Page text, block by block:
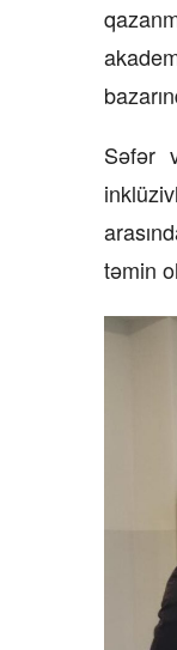
Səfər
təmin